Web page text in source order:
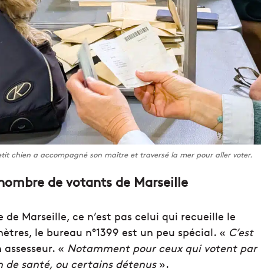
chien a accompagné son maître et traversé la mer pour aller voter.
de votants de Marseille
Marseille, ce n’est pas celui qui recueille le
le bureau n°1399 est un peu spécial. « C’est
« Notamment pour ceux qui votent par
de santé, ou certains détenus».